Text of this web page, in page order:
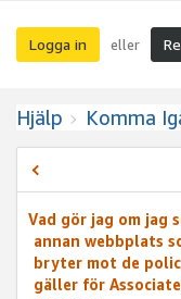
Logga in eller
Hjälp Komma
Vad gör jag om jag
annan webbplats
bryter mot de
gäller för